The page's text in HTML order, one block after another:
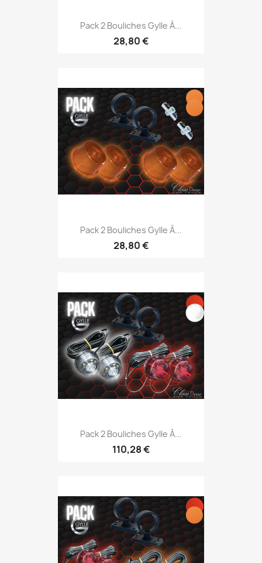
Pack 2 Bouliches Gylle À...
28,80 €
Pack 2 Bouliches Gylle À...
28,80 €
Pack 2 Bouliches Gylle À...
110,28 €